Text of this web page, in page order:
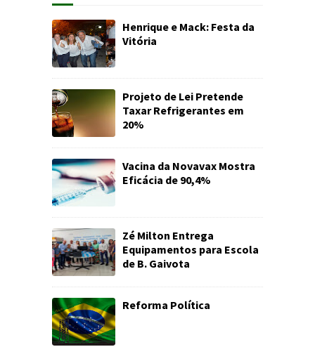
Henrique e Mack: Festa da
Vitória
Projeto de Lei Pretende
Taxar Refrigerantes em
20%
Vacina da Novavax Mostra
Eficácia de 90,4%
Zé Milton Entrega
Equipamentos para Escola
de B. Gaivota
Reforma Política